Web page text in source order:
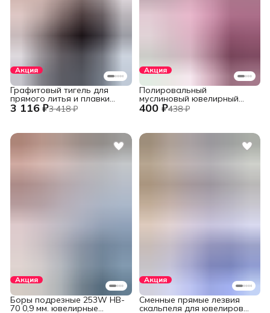
Акция
3 116 ₽3 418 ₽
Графитовый тигель для
прямого литья и плавки
металлов в печах
установок INDUTHERM
V245/H120/78
Акция
400 ₽438 ₽
Полировальный
муслиновый ювелирный
круг фиолетовый 152 мм.,
60 слоев
Акция
Боры подрезные 253W HB-
70 0,9 мм. ювелирные
Акция
Сменные прямые лезвия
скальпеля для ювелиров